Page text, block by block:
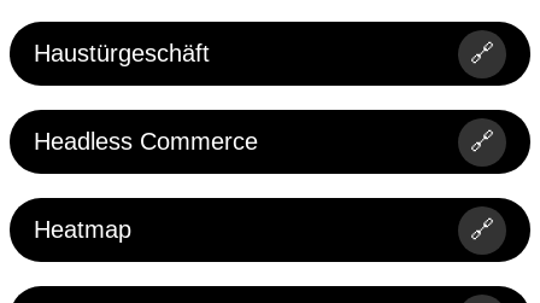
Haustürgeschäft 🔗
Headless Commerce 🔗
Heatmap 🔗